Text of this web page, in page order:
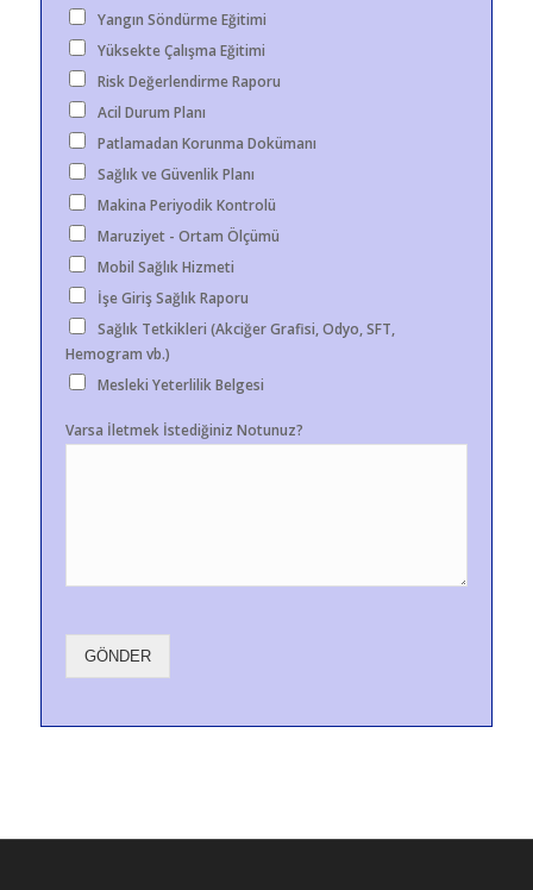
Yangın Söndürme Eğitimi
Yüksekte Çalışma Eğitimi
Risk Değerlendirme Raporu
Acil Durum Planı
Patlamadan Korunma Dokümanı
Sağlık ve Güvenlik Planı
Makina Periyodik Kontrolü
Maruziyet - Ortam Ölçümü
Mobil Sağlık Hizmeti
İşe Giriş Sağlık Raporu
Sağlık Tetkikleri (Akciğer Grafisi, Odyo, SFT,
Hemogram vb.)
Mesleki Yeterlilik Belgesi
Varsa İletmek İstediğiniz Notunuz?
GÖNDER